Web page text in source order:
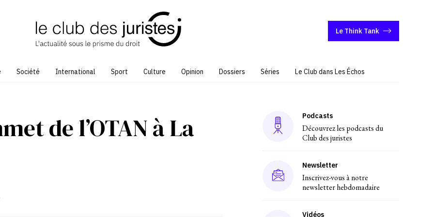
Le Think Tank
Société International Sport Culture Opinion Dossiers Séries Le Club dans Les Échos
de l’OTAN à La Podcasts
Découvrez les podcasts du
Club des juristes
Newsletter
Inscrivez-vous à notre
newsletter hebdomadaire
Vidéos